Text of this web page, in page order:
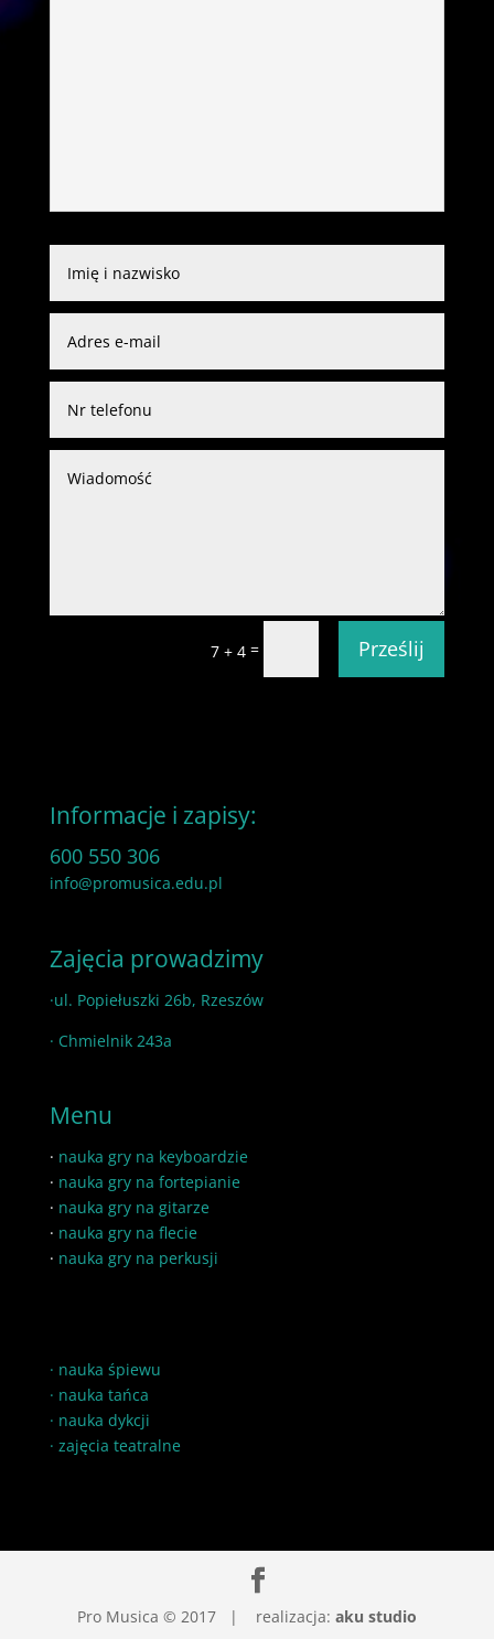
7 + 4 = Prześlij
Informacje i zapisy:
600 550 306
info@promusica.edu.pl
Zajęcia prowadzimy
·ul. Popiełuszki 26b, Rzeszów
· Chmielnik 243a
Menu
· nauka gry na keyboardzie
· nauka gry na fortepianie
· nauka gry na gitarze
· nauka gry na flecie
· nauka gry na perkusji
· nauka śpiewu
· nauka tańca
· nauka dykcji
· zajęcia teatralne
Pro Musica © 2017 | realizacja: aku studio